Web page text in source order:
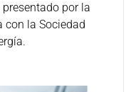
por la
con la Sociedad